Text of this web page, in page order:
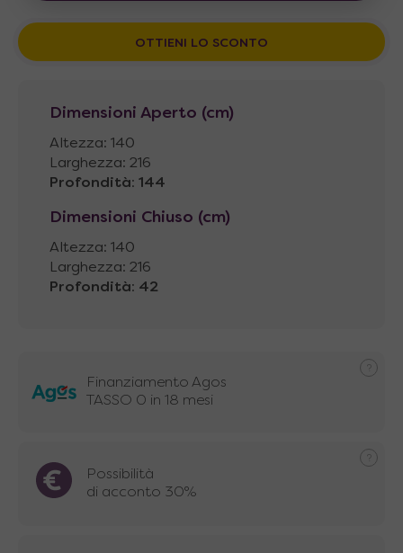
OTTIENI LO SCONTO
Dimensioni Aperto (cm)
Altezza: 140
Larghezza: 216
Profondità: 144
Dimensioni Chiuso (cm)
Altezza: 140
Larghezza: 216
Profondità: 42
Finanziamento Agos
TASSO 0 in 18 mesi
Possibilità
di acconto 30%